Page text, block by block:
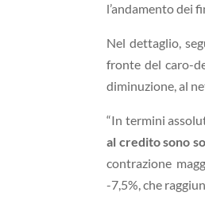
l’andamento dei
Nel dettaglio,
fronte del caro-
diminuzione, al
“In termini
al credito sono
contrazione
-7,5%, che